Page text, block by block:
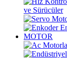
ve Sürücüler
MOTOR